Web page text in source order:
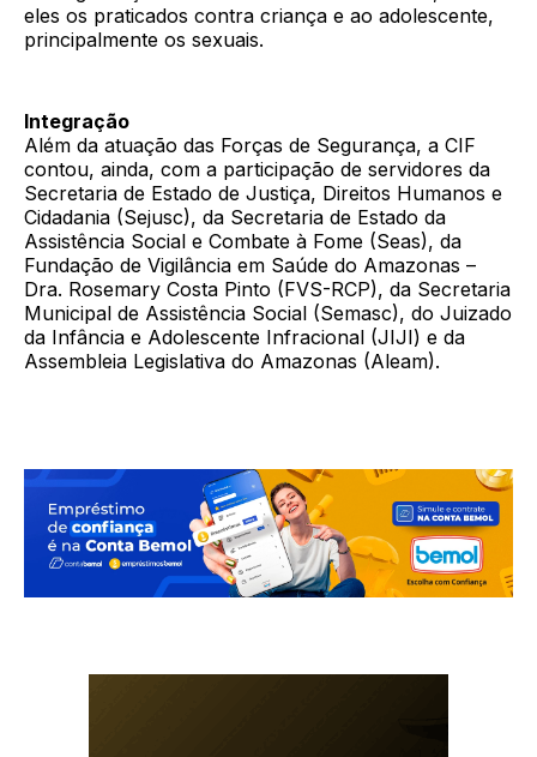
eles os praticados contra criança e ao adolescente,
principalmente os sexuais.
Integração
Além da atuação das Forças de Segurança, a CIF
contou, ainda, com a participação de servidores da
Secretaria de Estado de Justiça, Direitos Humanos e
Cidadania (Sejusc), da Secretaria de Estado da
Assistência Social e Combate à Fome (Seas), da
Fundação de Vigilância em Saúde do Amazonas –
Dra. Rosemary Costa Pinto (FVS-RCP), da Secretaria
Municipal de Assistência Social (Semasc), do Juizado
da Infância e Adolescente Infracional (JIJI) e da
Assembleia Legislativa do Amazonas (Aleam).